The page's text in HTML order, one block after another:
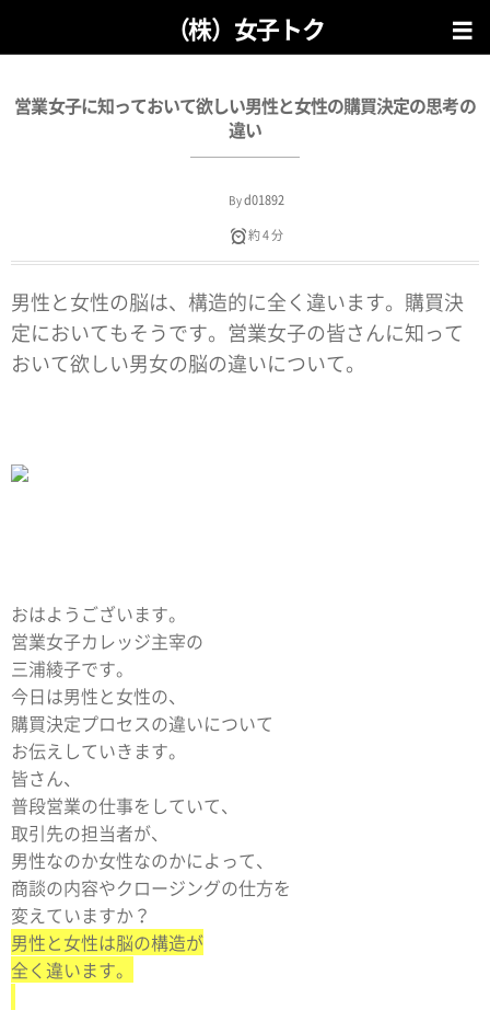
（株）女子トク
営業女子に知っておいて欲しい男性と女性の購買決定の思考の
違い
Byd01892
約 4 分
男性と女性の脳は、構造的に全く違います。購買決
定においてもそうです。営業女子の皆さんに知って
おいて欲しい男女の脳の違いについて。
おはようございます。
営業女子カレッジ主宰の
三浦綾子です。
今日は男性と女性の、
購買決定プロセスの違いについて
お伝えしていきます。
皆さん、
普段営業の仕事をしていて、
取引先の担当者が、
男性なのか女性なのかによって、
商談の内容やクロージングの仕方を
変えていますか？
男性と女性は脳の構造が
全く違います。